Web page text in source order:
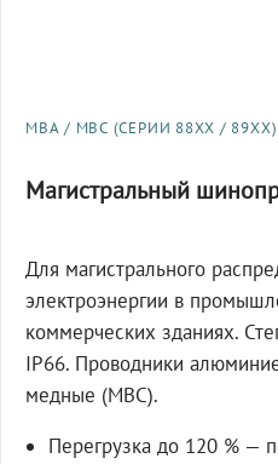
МВА / МВС (СЕРИИ 88XX / 89XX)
Магистральный
Для магистрального
электроэнергии в
коммерческих зданиях.
IP66. Проводники
медные (МВС).
Перегрузка до 120 % —